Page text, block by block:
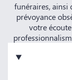
funéraires, ainsi
prévoyance
votre